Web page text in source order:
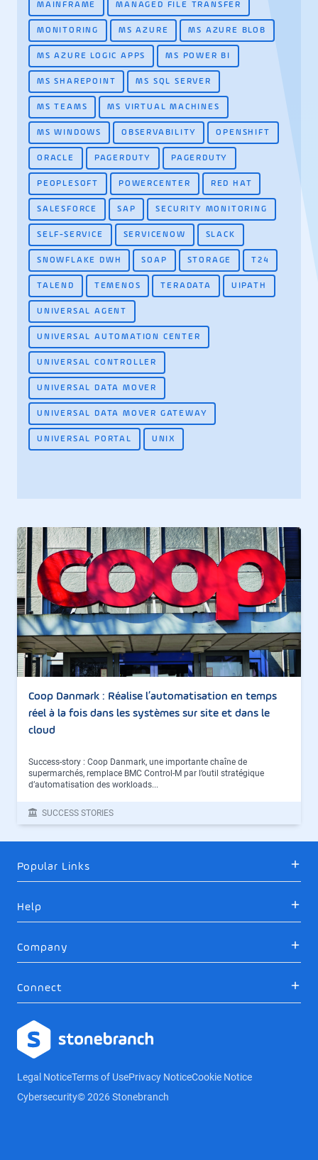
MAINFRAME MANAGED FILE TRANSFER
MONITORING MS AZURE MS AZURE BLOB
MS AZURE LOGIC APPS MS POWER BI
MS SHAREPOINT MS SQL SERVER
MS TEAMS MS VIRTUAL MACHINES
MS WINDOWS OBSERVABILITY OPENSHIFT
ORACLE PAGERDUTY PAGERDUTY
PEOPLESOFT POWERCENTER RED HAT
SALESFORCE SAP SECURITY MONITORING
SELF-SERVICE SERVICENOW SLACK
SNOWFLAKE DWH SOAP STORAGE T24
TALEND TEMENOS TERADATA UIPATH
UNIVERSAL AGENT
UNIVERSAL AUTOMATION CENTER
UNIVERSAL CONTROLLER
UNIVERSAL DATA MOVER
UNIVERSAL DATA MOVER GATEWAY
UNIVERSAL PORTAL UNIX
Coop Danmark : Réalise l’automatisation en temps
réel à la fois dans les systèmes sur site et dans le
cloud
Success-story : Coop Danmark, une importante chaîne de
supermarchés, remplace BMC Control-M par l’outil stratégique
d’automatisation des workloads...
SUCCESS STORIES
Popular Links
Help
Company
Connect
Logo
Legal NoticeTerms of UsePrivacy NoticeCookie Notice
Cybersecurity© 2026 Stonebranch